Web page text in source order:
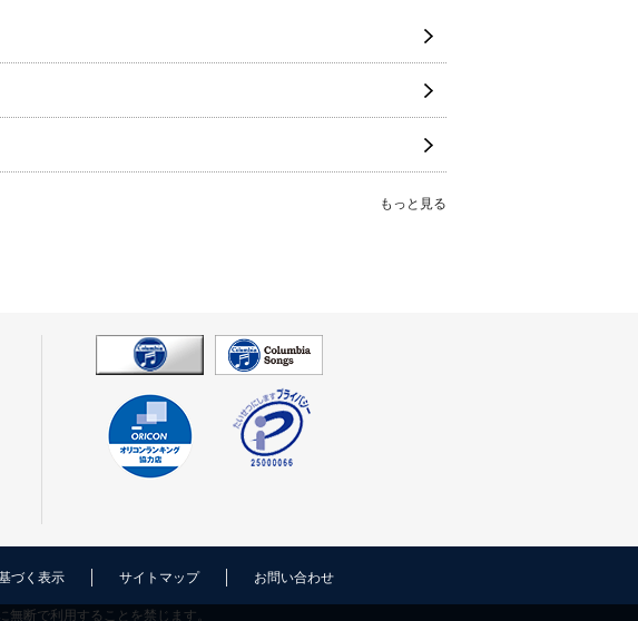
もっと見る
づく表示 サイトマップ お問い合わせ
断で利用することを禁じます。